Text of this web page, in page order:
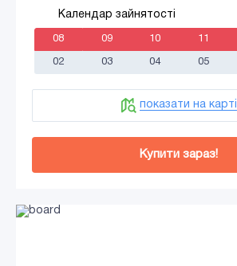
Календар зайнятості
08 09 10 11
02 03 04 05
показати на карті
Купити зараз!